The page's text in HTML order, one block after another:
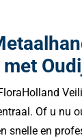
Of u nu
snelle en